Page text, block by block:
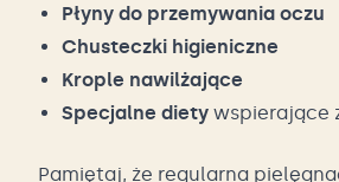
Płyny do przemywania oczu
Chusteczki higieniczne
Krople nawilżające
Specjalne diety wspierające
Pamiętaj, że regularna